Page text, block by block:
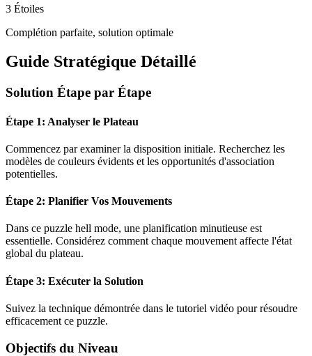
3 Étoiles
Complétion parfaite, solution optimale
Guide Stratégique Détaillé
Solution Étape par Étape
Étape 1: Analyser le Plateau
Commencez par examiner la disposition initiale. Recherchez les
modèles de couleurs évidents et les opportunités d'association
potentielles.
Étape 2: Planifier Vos Mouvements
Dans ce puzzle hell mode, une planification minutieuse est
essentielle. Considérez comment chaque mouvement affecte l'état
global du plateau.
Étape 3: Exécuter la Solution
Suivez la technique démontrée dans le tutoriel vidéo pour résoudre
efficacement ce puzzle.
Objectifs du Niveau